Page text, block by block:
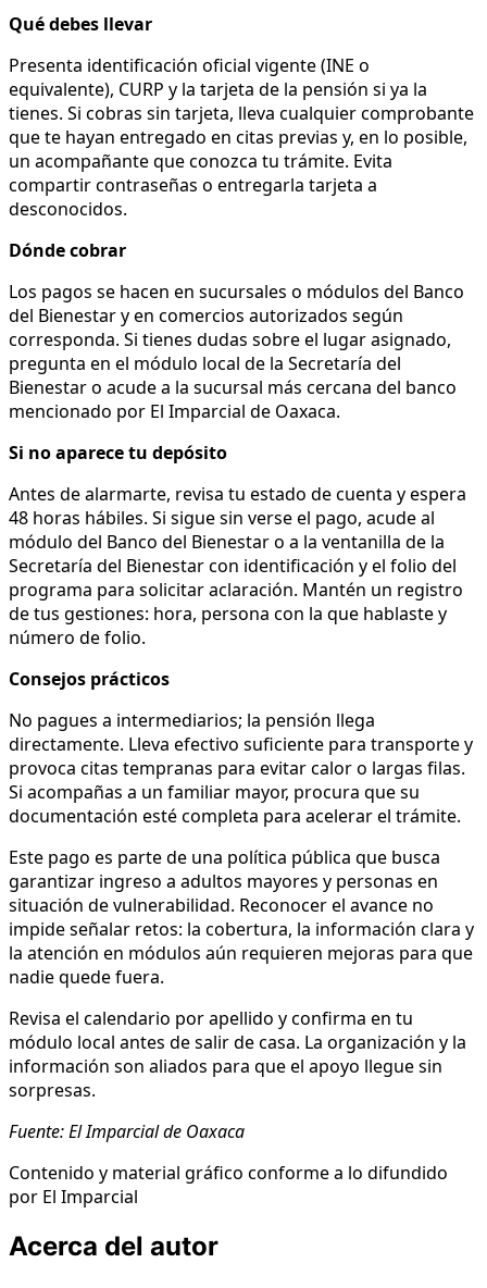
Qué debes llevar
Presenta identificación oficial vigente (INE o
equivalente), CURP y la tarjeta de la pensión si ya la
tienes. Si cobras sin tarjeta, lleva cualquier comprobante
que te hayan entregado en citas previas y, en lo posible,
un acompañante que conozca tu trámite. Evita
compartir contraseñas o entregarla tarjeta a
desconocidos.
Dónde cobrar
Los pagos se hacen en sucursales o módulos del Banco
del Bienestar y en comercios autorizados según
corresponda. Si tienes dudas sobre el lugar asignado,
pregunta en el módulo local de la Secretaría del
Bienestar o acude a la sucursal más cercana del banco
mencionado por El Imparcial de Oaxaca.
Si no aparece tu depósito
Antes de alarmarte, revisa tu estado de cuenta y espera
48 horas hábiles. Si sigue sin verse el pago, acude al
módulo del Banco del Bienestar o a la ventanilla de la
Secretaría del Bienestar con identificación y el folio del
programa para solicitar aclaración. Mantén un registro
de tus gestiones: hora, persona con la que hablaste y
número de folio.
Consejos prácticos
No pagues a intermediarios; la pensión llega
directamente. Lleva efectivo suficiente para transporte y
provoca citas tempranas para evitar calor o largas filas.
Si acompañas a un familiar mayor, procura que su
documentación esté completa para acelerar el trámite.
Este pago es parte de una política pública que busca
garantizar ingreso a adultos mayores y personas en
situación de vulnerabilidad. Reconocer el avance no
impide señalar retos: la cobertura, la información clara y
la atención en módulos aún requieren mejoras para que
nadie quede fuera.
Revisa el calendario por apellido y confirma en tu
módulo local antes de salir de casa. La organización y la
información son aliados para que el apoyo llegue sin
sorpresas.
Fuente: El Imparcial de Oaxaca
Contenido y material gráfico conforme a lo difundido
por El Imparcial
Acerca del autor